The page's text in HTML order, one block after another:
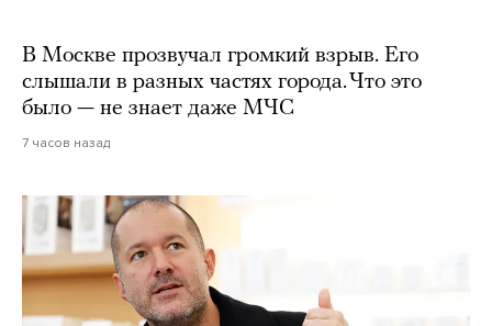
В Москве прозвучал громкий взрыв. Его
слышали в разных частях города. Что это
было — не знает даже МЧС
7 часов назад